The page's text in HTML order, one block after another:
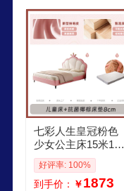
产基地之一。
七彩人生皇冠粉色
少女公主床15米135
米男孩女孩简约小
户型实木单人床 儿
童床椰棕床垫8cm 1
好评率: 100%
到手价： ￥1873